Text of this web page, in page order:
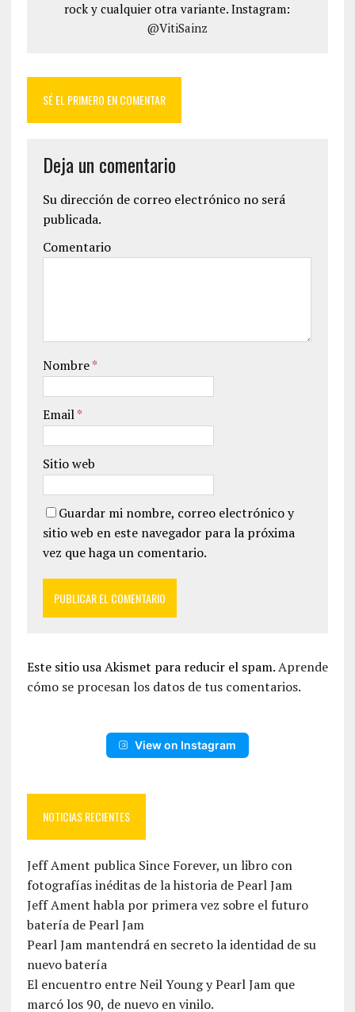
rock y cualquier otra variante. Instagram:
@VitiSainz
SÉ EL PRIMERO EN COMENTAR
Deja un comentario
Su dirección de correo electrónico no será
publicada.
Comentario
Nombre*
Email*
Sitio web
Guardar mi nombre, correo electrónico y
sitio web en este navegador para la próxima
vez que haga un comentario.
Este sitio usa Akismet para reducir el spam.Aprende
cómo se procesan los datos de tus comentarios.
View on Instagram
NOTICIAS RECIENTES
Jeff Ament publica Since Forever, un libro con
fotografías inéditas de la historia de Pearl Jam
Jeff Ament habla por primera vez sobre el futuro
batería de Pearl Jam
Pearl Jam mantendrá en secreto la identidad de su
nuevo batería
El encuentro entre Neil Young y Pearl Jam que
marcó los 90, de nuevo en vinilo.